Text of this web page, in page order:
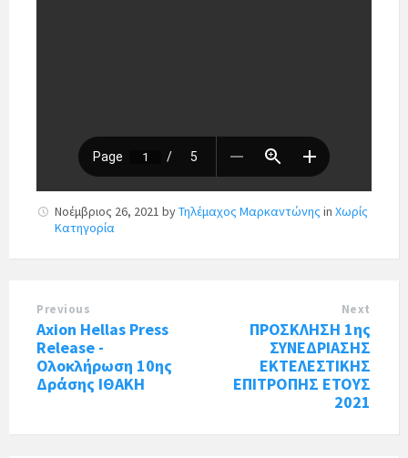
Νοέμβριος 26, 2021 byΤηλέμαχος Μαρκαντώνης in Χωρίς
Κατηγορία
Previous
Axion Hellas Press
Release -
Ολοκλήρωση 10ης
Δράσης ΙΘΑΚΗ
Next
ΠΡΟΣΚΛΗΣΗ 1ης
ΣΥΝΕΔΡΙΑΣΗΣ
ΕΚΤΕΛΕΣΤΙΚΗΣ
ΕΠΙΤΡΟΠΗΣ ΕΤΟΥΣ
2021